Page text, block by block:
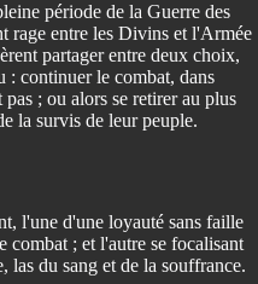
période de la Guerre des
rage entre les Divins et l'Armée
partager entre deux choix,
: continuer le combat, dans
; ou alors se retirer au plus
la survis de leur peuple.
l'une d'une loyauté sans faille
combat ; et l'autre se focalisant
las du sang et de la souffrance.